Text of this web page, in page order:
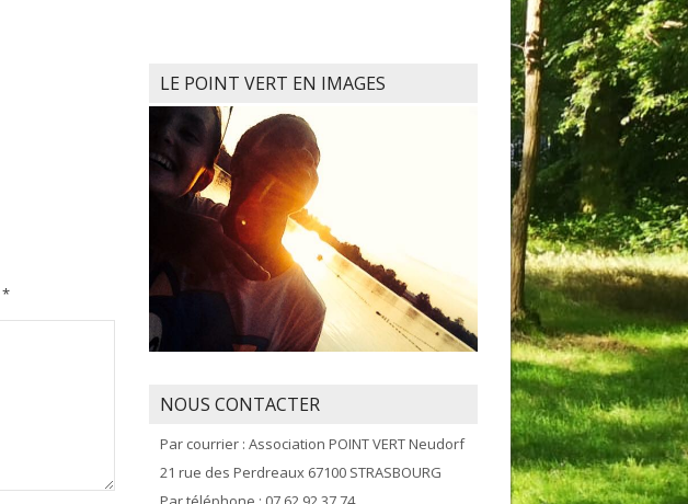
*
LE POINT VERT EN IMAGES
NOUS CONTACTER
Par courrier : Association POINT VERT Neudorf
21 rue des Perdreaux 67100 STRASBOURG